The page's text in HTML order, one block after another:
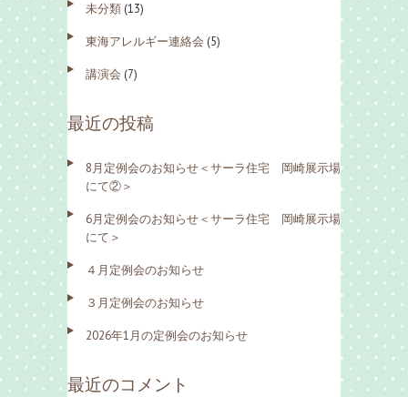
未分類 (13)
東海アレルギー連絡会 (5)
講演会 (7)
最近の投稿
8月定例会のお知らせ＜サーラ住宅 岡崎展示場
にて②＞
6月定例会のお知らせ＜サーラ住宅 岡崎展示場
にて＞
４月定例会のお知らせ
３月定例会のお知らせ
2026年1月の定例会のお知らせ
最近のコメント